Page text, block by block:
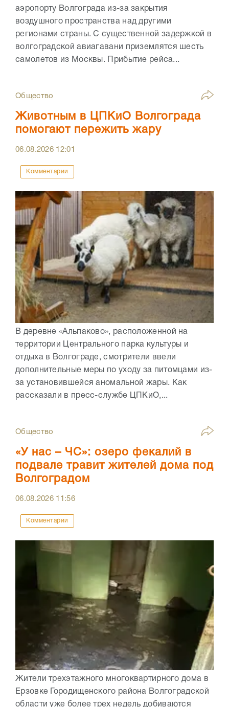
аэропорту Волгограда из-за закрытия
воздушного пространства над другими
регионами страны. С существенной задержкой в
волгоградской авиагавани приземлятся шесть
самолетов из Москвы. Прибытие рейса...
Общество
Животным в ЦПКиО Волгограда
помогают пережить жару
06.08.2026 12:01
Комментарии
В деревне «Альпаково», расположенной на
территории Центрального парка культуры и
отдыха в Волгограде, смотрители ввели
дополнительные меры по уходу за питомцами из-
за установившейся аномальной жары. Как
рассказали в пресс-службе ЦПКиО,...
Общество
«У нас – ЧС»: озеро фекалий в
подвале травит жителей дома под
Волгоградом
06.08.2026 11:56
Комментарии
Жители трехэтажного многоквартирного дома в
Ерзовке Городищенского района Волгоградской
области уже более трех недель добиваются